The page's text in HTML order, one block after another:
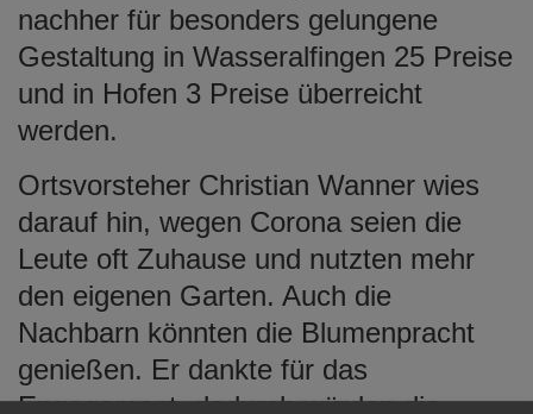
nachher für besonders gelungene
Gestaltung in Wasseralfingen 25 Preise
und in Hofen 3 Preise überreicht
werden.
Ortsvorsteher Christian Wanner wies
darauf hin, wegen Corona seien die
Leute oft Zuhause und nutzten mehr
den eigenen Garten. Auch die
Nachbarn könnten die Blumenpracht
genießen. Er dankte für das
Engagement, dadurch würden die